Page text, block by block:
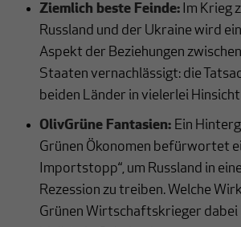
Ziemlich beste Feinde: Im Krieg
Russland und der Ukraine wird
Aspekt der Beziehungen
Staaten vernachlässigt: die
beiden Länder in vielerlei
OlivGrüne Fantasien: Ein
Grünen Ökonomen befürwortet
Importstopp“, um Russland in
Rezession zu treiben. Welche
Grünen Wirtschaftskrieger dabei